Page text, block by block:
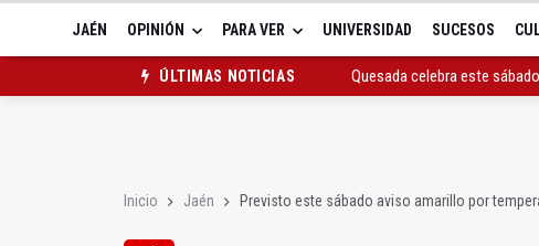
JAÉN OPINIÓN PARA VER UNIVERSIDAD SUCESOS
ÚLTIMAS NOTICIAS
Quesada celebra este
Inicio Jaén Previsto este sábado aviso amarillo por